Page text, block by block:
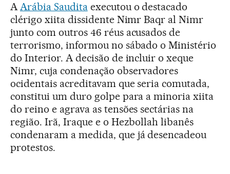
AArábia Sauditaexecutou o destacado
clérigo xiita dissidente Nimr Baqr al Nimr
junto com outros 46 réus acusados de
terrorismo, informou no sábado o Ministério
do Interior. A decisão de incluir o xeque
Nimr, cuja condenação observadores
ocidentais acreditavam que seria comutada,
constitui um duro golpe para a minoria xiita
do reino e agrava as tensões sectárias na
região. Irã, Iraque e o Hezbollah libanês
condenaram a medida, que já desencadeou
protestos.